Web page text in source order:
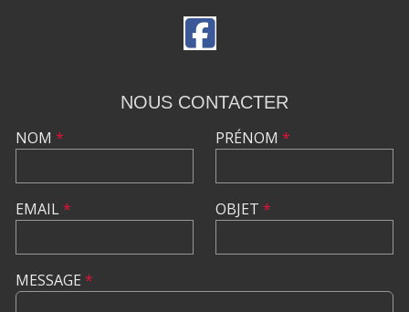
NOUS CONTACTER
NOM *
EMAIL*
PRÉNOM *
OBJET *
MESSAGE *